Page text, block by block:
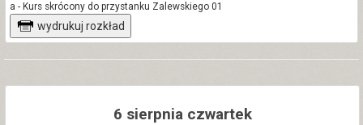
a - Kurs skrócony do przystanku Zalewskiego 01
wydrukuj rozkład
6 sierpnia czwartek